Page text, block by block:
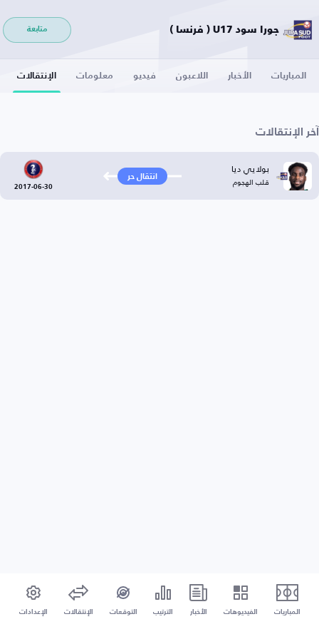
جورا سود U17 ( فرنسا ) متابعة
المباريات الأخبار اللاعبون فيديو معلومات الإنتقالات
آخر الإنتقالات
بولايي ديا
قلب الهجوم انتقال حر
2017-06-30
المباريات الفيديوهات الأخبار الترتيب التوقعات الإنتقالات الإعدادات